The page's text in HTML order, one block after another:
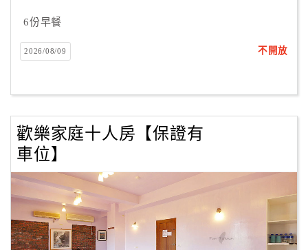
6份早餐
2026/08/09 不開放
歡樂家庭十人房【保證有
車位】